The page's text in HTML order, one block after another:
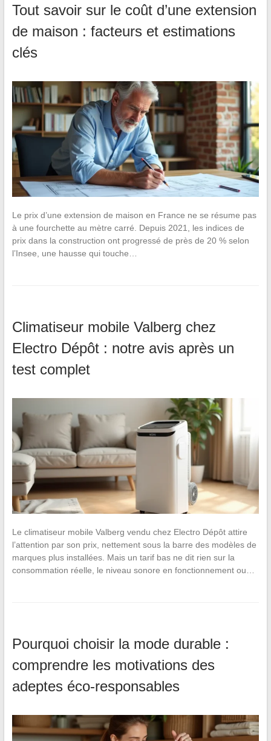
Tout savoir sur le coût d’une extension
de maison : facteurs et estimations
clés
Le prix d’une extension de maison en France ne se résume pas
à une fourchette au mètre carré. Depuis 2021, les indices de
prix dans la construction ont progressé de près de 20 % selon
l’Insee, une hausse qui touche…
Climatiseur mobile Valberg chez
Electro Dépôt : notre avis après un
test complet
Le climatiseur mobile Valberg vendu chez Electro Dépôt attire
l’attention par son prix, nettement sous la barre des modèles de
marques plus installées. Mais un tarif bas ne dit rien sur la
consommation réelle, le niveau sonore en fonctionnement ou…
Pourquoi choisir la mode durable :
comprendre les motivations des
adeptes éco-responsables